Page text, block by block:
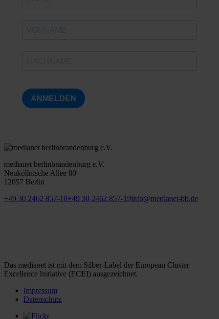
ANMELDEN
medianet berlinbrandenburg e.V.
Neuköllnische Allee 80
12057 Berlin
+49 30 2462 857-10+49 30 2462 857-19info@medianet-bb.de
Das medianet ist mit dem Silber-Label der European Cluster
Excellence Initiative (ECEI) ausgezeichnet.
Impressum
Datenschutz